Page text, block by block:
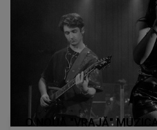
O NOUĂ "VRAJĂ"